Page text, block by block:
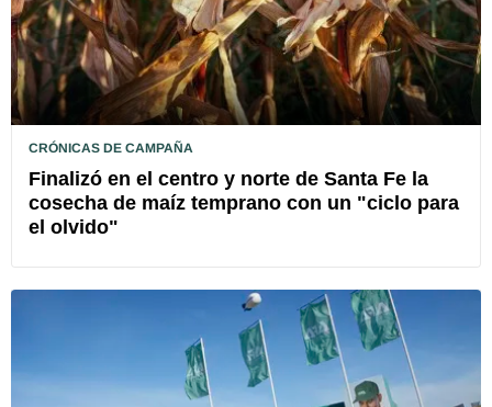
CRÓNICAS DE CAMPAÑA
Finalizó en el centro y norte de Santa Fe la
cosecha de maíz temprano con un "ciclo para
el olvido"